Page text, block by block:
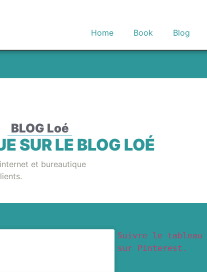
Home Book Blog
BLOG Loé
SUR LE BLOG LOÉ
et bureautique
Suivre le tableau
sur Pinterest.